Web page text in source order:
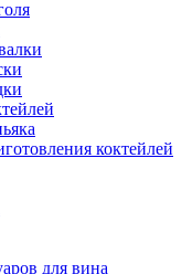
коктейлей
для вина